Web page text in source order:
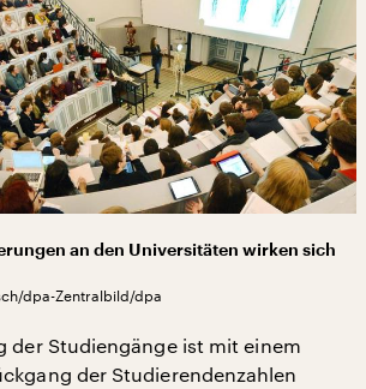
an den Universitäten wirken sich
dpa-Zentralbild/dpa
der Studiengänge ist mit einem
der Studierendenzahlen